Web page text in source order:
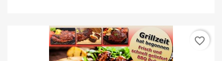
favorite_border